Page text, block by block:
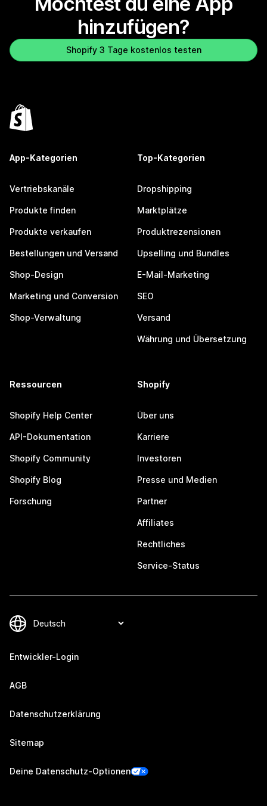
hinzufügen?
Shopify 3 Tage kostenlos testen
App-Kategorien
Vertriebskanäle
Produkte finden
Produkte verkaufen
Bestellungen und Versand
Shop-Design
Marketing und Conversion
Shop-Verwaltung
Top-Kategorien
Dropshipping
Marktplätze
Produktrezensionen
Upselling und Bundles
E-Mail-Marketing
SEO
Versand
Währung und Übersetzung
Ressourcen
Shopify Help Center
API-Dokumentation
Shopify Community
Shopify Blog
Forschung
Shopify
Über uns
Karriere
Investoren
Presse und Medien
Partner
Affiliates
Rechtliches
Service-Status
Entwickler-Login
AGB
Datenschutzerklärung
Sitemap
Deine Datenschutz-Optionen